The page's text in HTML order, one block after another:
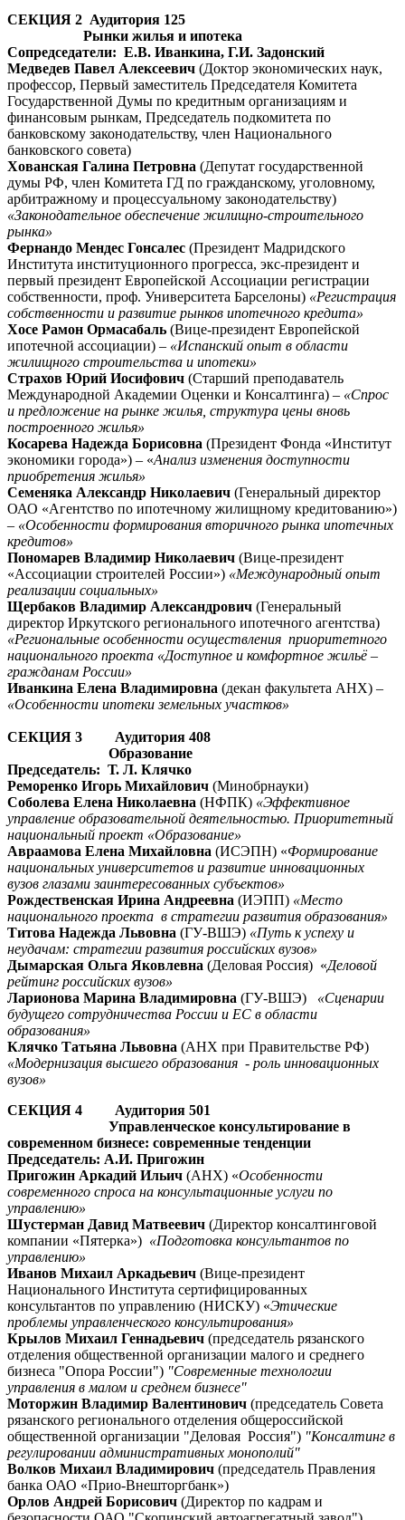
СЕКЦИЯ 2 Аудитория 125
Рынки жилья и ипотека
Сопредседатели: Е.В. Иванкина, Г.И. Задонский
Медведев Павел Алексеевич (Доктор экономических наук,
профессор, Первый заместитель Председателя Комитета
Государственной Думы по кредитным организациям и
финансовым рынкам, Председатель подкомитета по
банковскому законодательству, член Национального
банковского совета)
Хованская Галина Петровна (Депутат государственной
думы РФ, член Комитета ГД по гражданскому, уголовному,
арбитражному и процессуальному законодательству)
«Законодательное обеспечение жилищно-строительного
рынка»
Фернандо Мендес Гонсалес (Президент Мадридского
Института институционного прогресса, экс-президент и
первый президент Европейской Ассоциации регистрации
собственности, проф. Университета Барселоны) «Регистрация
собственности и развитие рынков ипотечного кредита»
Хосе Рамон Ормасабаль (Вице-президент Европейской
ипотечной ассоциации) – «Испанский опыт в области
жилищного строительства и ипотеки»
Страхов Юрий Иосифович (Старший преподаватель
Международной Академии Оценки и Консалтинга) – «Спрос
и предложение на рынке жилья, структура цены вновь
построенного жилья»
Косарева Надежда Борисовна (Президент Фонда «Институт
экономики города») – «Анализ изменения доступности
приобретения жилья»
Семеняка Александр Николаевич (Генеральный директор
ОАО «Агентство по ипотечному жилищному кредитованию»)
– «Особенности формирования вторичного рынка ипотечных
кредитов»
Пономарев Владимир Николаевич (Вице-президент
«Ассоциации строителей России») «Международный опыт
реализации социальных»
Щербаков Владимир Александрович (Генеральный
директор Иркутского регионального ипотечного агентства)
«Региональные особенности осуществления приоритетного
национального проекта «Доступное и комфортное жильё –
гражданам России»
Иванкина Елена Владимировна (декан факультета АНХ) –
«Особенности ипотеки земельных участков»
СЕКЦИЯ 3 Аудитория 408
Образование
Председатель: Т. Л. Клячко
Реморенко Игорь Михайлович (Минобрнауки)
Соболева Елена Николаевна (НФПК) «Эффективное
управление образовательной деятельностью. Приоритетный
национальный проект «Образование»
Авраамова Елена Михайловна (ИСЭПН) «Формирование
национальных университетов и развитие инновационных
вузов глазами заинтересованных субъектов»
Рождественская Ирина Андреевна (ИЭПП) «Место
национального проекта в стратегии развития образования»
Титова Надежда Львовна (ГУ-ВШЭ) «Путь к успеху и
неудачам: стратегии развития российских вузов»
Дымарская Ольга Яковлевна (Деловая Россия) «Деловой
рейтинг российских вузов»
Ларионова Марина Владимировна (ГУ-ВШЭ) «Сценарии
будущего сотрудничества России и ЕС в области
образования»
Клячко Татьяна Львовна (АНХ при Правительстве РФ)
«Модернизация высшего образования - роль инновационных
вузов»
СЕКЦИЯ 4 Аудитория 501
Управленческое консультирование в
современном бизнесе: современные тенденции
Председатель: А.И. Пригожин
Пригожин Аркадий Ильич (АНХ) «Особенности
современного спроса на консультационные услуги по
управлению»
Шустерман Давид Матвеевич (Директор консалтинговой
компании «Пятерка») «Подготовка консультантов по
управлению»
Иванов Михаил Аркадьевич (Вице-президент
Национального Института сертифицированных
консультантов по управлению (НИСКУ) «Этические
проблемы управленческого консультирования»
Крылов Михаил Геннадьевич (председатель рязанского
отделения общественной организации малого и среднего
бизнеса "Опора России") "Современные технологии
управления в малом и среднем бизнесе"
Моторжин Владимир Валентинович (председатель Совета
рязанского регионального отделения общероссийской
общественной организации "Деловая Россия") "Консалтинг в
регулировании административных монополий"
Волков Михаил Владимирович (председатель Правления
банка ОАО «Прио-Внешторгбанк»)
Орлов Андрей Борисович (Директор по кадрам и